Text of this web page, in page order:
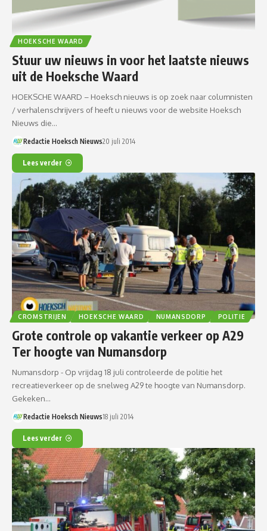
HOEKSCHE WAARD
Stuur uw nieuws in voor het laatste nieuws
uit de Hoeksche Waard
HOEKSCHE WAARD – Hoeksch nieuws is op zoek naar columnisten
/ verhalenschrijvers of heeft u nieuws voor de website Hoeksch
Nieuws die…
Redactie Hoeksch Nieuws20 juli 2014
Lees verder
CROMSTRIJEN HOEKSCHE WAARD NUMANSDORP POLITIE
Grote controle op vakantie verkeer op A29
Ter hoogte van Numansdorp
Numansdorp - Op vrijdag 18 juli controleerde de politie het
recreatieverkeer op de snelweg A29 te hoogte van Numansdorp.
Gekeken…
Redactie Hoeksch Nieuws18 juli 2014
Lees verder